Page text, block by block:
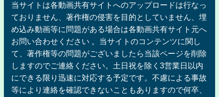
当サイトは各動画共有サイトへのアップロードは行なっ
ておりません、著作権の侵害を目的としていません、埋
め込み動画等に問題がある場合は各動画共有サイト元へ
お問い合わせください 。当サイトのコンテンツに関し
て、著作権等の問題がございましたら当該ページを削除
しますのでご連絡ください。土日祝を除く3営業日以内
にできる限り迅速に対応する予定です。不慮による事故
等により連絡を確認できないこともありますので何卒、